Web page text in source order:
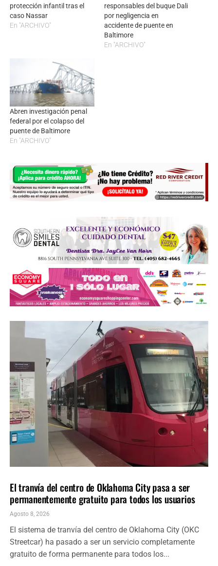
protección infantil tras el
caso Nassar
En "ARCHIVO"
responsables del buque Dali
por negligencia en
accidente de puente en
Baltimore
En "ARCHIVO"
Abren investigación penal
federal por el colapso del
puente de Baltimore
En "ARCHIVO"
El tranvía del centro de Oklahoma City pasa a ser
permanentemente gratuito para todos los usuarios
Agosto 8, 2026
El sistema de tranvía del centro de Oklahoma City (OKC
Streetcar) ha pasado a ser un servicio completamente
gratuito de forma permanente para todos los...